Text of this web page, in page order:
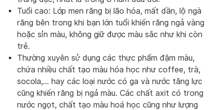
Tuổi cao: Lớp men răng bị lão hóa, mất dần, lộ ngà
răng bên trong khi bạn lớn tuổi khiến răng ngả vàng
hoặc sỉn màu, không giữ được màu sắc như khi còn
trẻ.
Thường xuyên sử dụng các thực phẩm đậm màu,
chứa nhiều chất tạo màu hóa học như coffee, trà,
socola,… hay các loại nước có ga và nước tăng lực
cũng khiến răng bị ngả màu. Các chất axit có trong
nước ngọt, chất tạo màu hoá học cũng như lượng